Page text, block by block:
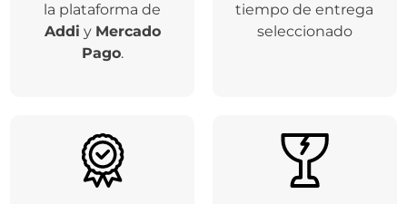
la plataforma de
Addi y Mercado
Pago.
tiempo de entrega
seleccionado